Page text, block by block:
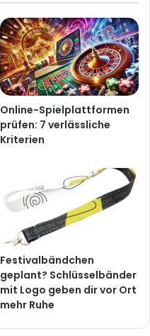
Online-Spielplattformen
prüfen: 7 verlässliche
Kriterien
Festivalbändchen
geplant? Schlüsselbänder
mit Logo geben dir vor Ort
mehr Ruhe